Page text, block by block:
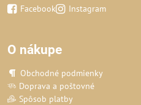
Facebook Instagram
O nákupe
Obchodné podmienky
Doprava a poštovné
Spôsob platby